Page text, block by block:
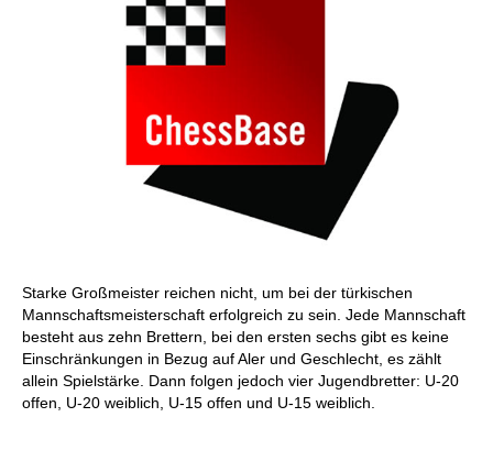
Starke Großmeister reichen nicht, um bei der türkischen
Mannschaftsmeisterschaft erfolgreich zu sein. Jede Mannschaft
besteht aus zehn Brettern, bei den ersten sechs gibt es keine
Einschränkungen in Bezug auf Aler und Geschlecht, es zählt
allein Spielstärke. Dann folgen jedoch vier Jugendbretter: U-20
offen, U-20 weiblich, U-15 offen und U-15 weiblich.